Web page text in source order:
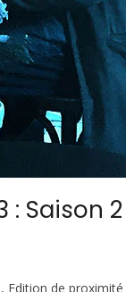
Saison 2
de